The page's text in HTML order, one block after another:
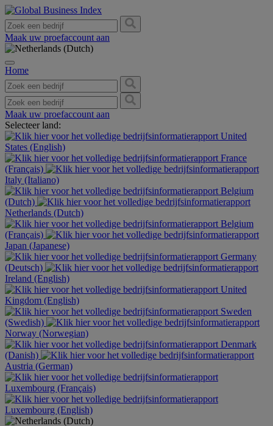
Maak uw proefaccount aan
Home
Maak uw proefaccount aan
Selecteer land:
United
States (English)
France
(Français)
Italy (Italiano)
Belgium
(Dutch)
Netherlands (Dutch)
Belgium
(Français)
Japan (Japanese)
Germany
(Deutsch)
Ireland (English)
United
Kingdom (English)
Sweden
(Swedish)
Norway (Norwegian)
Denmark
(Danish)
Austria (German)
Luxembourg (Français)
Luxembourg (English)